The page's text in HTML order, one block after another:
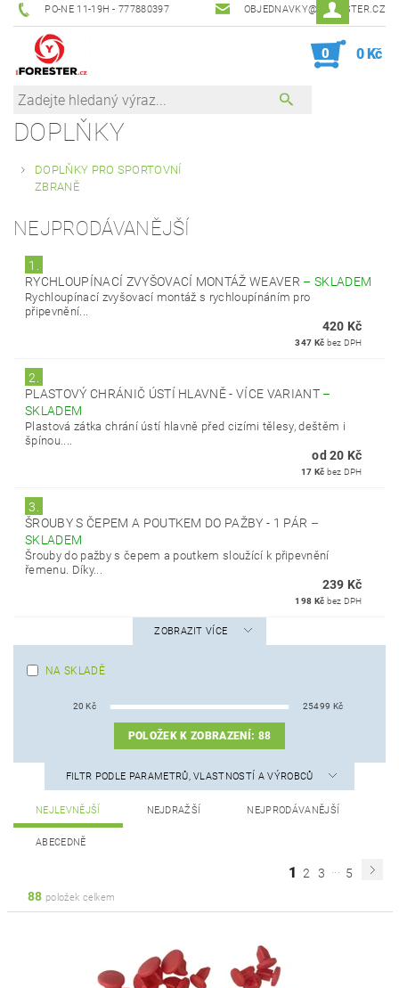
PO-NE 11-19H - 777880397 OBJEDNAVKY@IFORESTER.CZ
0 0 Kč
DOPLŇKY
DOPLŇKY PRO SPORTOVNÍ
ZBRANĚ
NEJPRODÁVANĚJŠÍ
1.
RYCHLOUPÍNACÍ ZVYŠOVACÍ MONTÁŽ WEAVER – SKLADEM
Rychloupínací zvyšovací montáž s rychloupínáním pro
připevnění...
420 Kč
347 Kč bez DPH
2.
PLASTOVÝ CHRÁNIČ ÚSTÍ HLAVNĚ - VÍCE VARIANT –
SKLADEM
Plastová zátka chrání ústí hlavně před cizími tělesy, deštěm i
špínou....
od 20 Kč
17 Kč bez DPH
3.
ŠROUBY S ČEPEM A POUTKEM DO PAŽBY - 1 PÁR –
SKLADEM
Šrouby do pažby s čepem a poutkem sloužící k připevnění
řemenu. Díky...
239 Kč
198 Kč bez DPH
ZOBRAZIT VÍCE
NA SKLADĚ
20 Kč 25499 Kč
POLOŽEK K ZOBRAZENÍ: 88
FILTR PODLE PARAMETRŮ, VLASTNOSTÍ A VÝROBCŮ
NEJLEVNĚJŠÍ NEJDRAŽŠÍ NEJPRODÁVANĚJŠÍ
ABECEDNĚ
1 2 3 ... 5
88 položek celkem